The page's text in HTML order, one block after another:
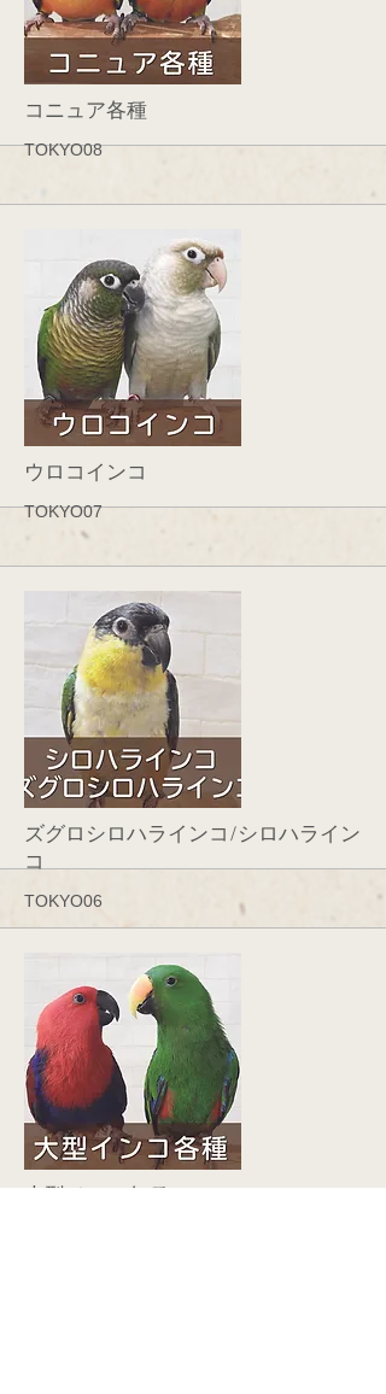
More
コニュア各種
TOKYO08
More
ウロコインコ
TOKYO07
More
ズグロシロハラインコ/シロハライン
コ
TOKYO06
More